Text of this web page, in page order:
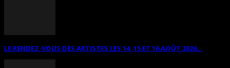
LE RENDEZ-VOUS DES ARTISTES LES 14, 15 ET 16 AOÛT 2026...